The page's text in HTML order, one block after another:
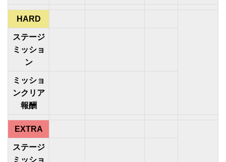
HARD
ステージ
ミッショ
ン
ミッショ
ンクリア
報酬
EXTRA
ステージ
ミッショ